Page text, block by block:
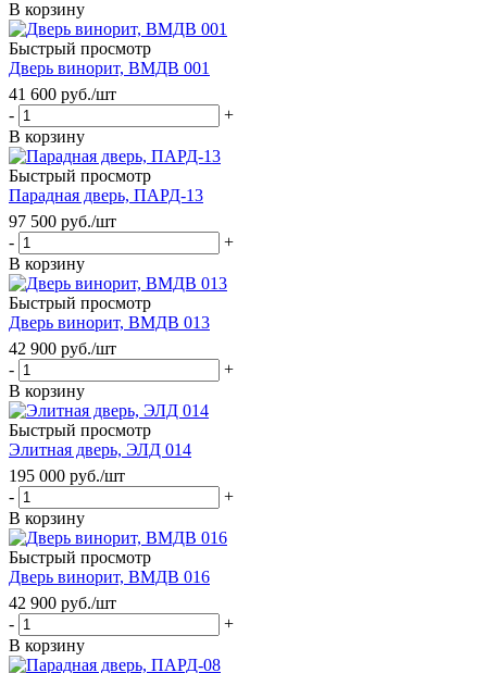
В корзину
Быстрый просмотр
Дверь винорит, ВМДВ 001
41 600 руб./шт
-
+
В корзину
Быстрый просмотр
Парадная дверь, ПАРД-13
97 500 руб./шт
-
+
В корзину
Быстрый просмотр
Дверь винорит, ВМДВ 013
42 900 руб./шт
-
+
В корзину
Быстрый просмотр
Элитная дверь, ЭЛД 014
195 000 руб./шт
-
+
В корзину
Быстрый просмотр
Дверь винорит, ВМДВ 016
42 900 руб./шт
-
+
В корзину